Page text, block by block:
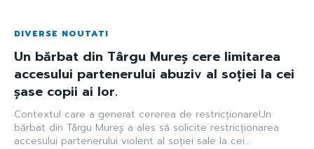
DIVERSE NOUTATI
Un bărbat din Târgu Mureș cere limitarea
accesului partenerului abuziv al soției la cei
șase copii ai lor.
Contextul care a generat cererea de restricționareUn
bărbat din Târgu Mureș a ales să solicite restricționarea
accesului partenerului violent al soției sale la cei...